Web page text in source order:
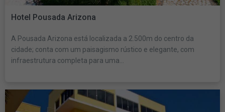
Hotel Pousada Arizona
A Pousada Arizona está localizada a 2.500m do centro da
cidade; conta com um paisagismo rústico e elegante, com
infraestrutura completa para uma...